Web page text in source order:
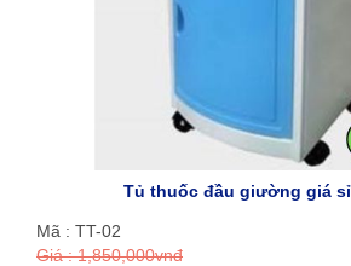
Tủ thuốc đầu giường giá
Mã : TT-02
Giá : 1,850,000vnđ